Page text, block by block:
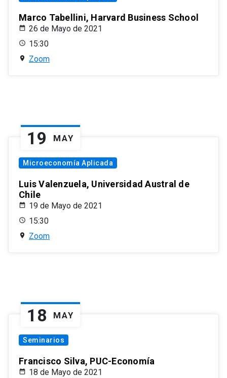
Marco Tabellini, Harvard Business School
26 de Mayo de 2021
15:30
Zoom
19 MAY
Microeconomía Aplicada
Luis Valenzuela, Universidad Austral de
Chile
19 de Mayo de 2021
15:30
Zoom
18 MAY
Seminarios
Francisco Silva, PUC-Economía
18 de Mayo de 2021